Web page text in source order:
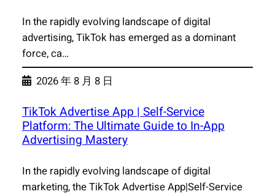
In the rapidly evolving landscape of digital
advertising, TikTok has emerged as a dominant
force, ca…
2026 年 8 月 8 日
TikTok Advertise App | Self-Service
Platform: The Ultimate Guide to In-App
Advertising Mastery
In the rapidly evolving landscape of digital
marketing, the TikTok Advertise App|Self-Service